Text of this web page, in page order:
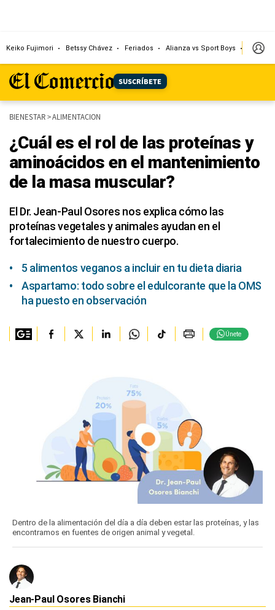
SUSCRÍBETE
Keiko Fujimori Betssy Chávez Feriados Alianza vs Sport Boys Jorge
BIENESTAR>ALIMENTACION
¿Cuál es el rol de las proteínas y
aminoácidos en el mantenimiento
de la masa muscular?
El Dr. Jean-Paul Osores nos explica cómo las
proteínas vegetales y animales ayudan en el
fortalecimiento de nuestro cuerpo.
5 alimentos veganos a incluir en tu dieta diaria
Aspartamo: todo sobre el edulcorante que la OMS
ha puesto en observación
Únete
Dentro de la alimentación del día a día deben estar las proteínas, y las
encontramos en fuentes de origen animal y vegetal.
Jean-Paul Osores Bianchi